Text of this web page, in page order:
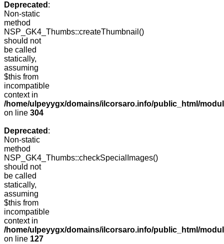
Deprecated :
Non-static
method
NSP_GK4_Thumbs::createThumbnail()
should not
be called
statically,
assuming
$this from
incompatible
context in
/home/ulpeyygx/domains/ilcorsaro.info/public_html/
on line 304
Deprecated :
Non-static
method
NSP_GK4_Thumbs::checkSpecialImages()
should not
be called
statically,
assuming
$this from
incompatible
context in
/home/ulpeyygx/domains/ilcorsaro.info/public_html/
on line 127